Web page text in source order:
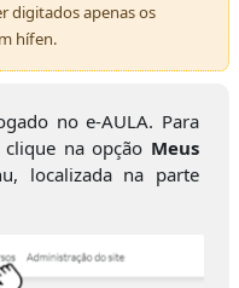
digitados apenas os
hífen.
no e-AULA. Para
na opção Meus
localizada na parte